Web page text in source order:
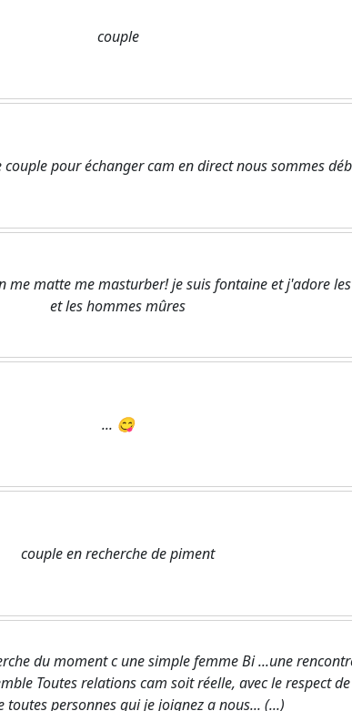
couple
pour échanger cam en direct nous sommes
me matte me masturber! je suis fontaine et j'adore
et les hommes mûres
... 😋
couple en recherche de piment
du moment c une simple femme Bi ...une
Toutes relations cam soit réelle, avec le respect
toutes personnes qui je joignez a nous... (...)